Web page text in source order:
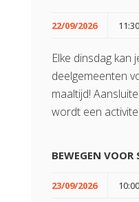
22/09/2026
Elke dinsdag kan
deelgemeenten
maaltijd!
wordt een
BEWEGEN VOOR
23/09/2026